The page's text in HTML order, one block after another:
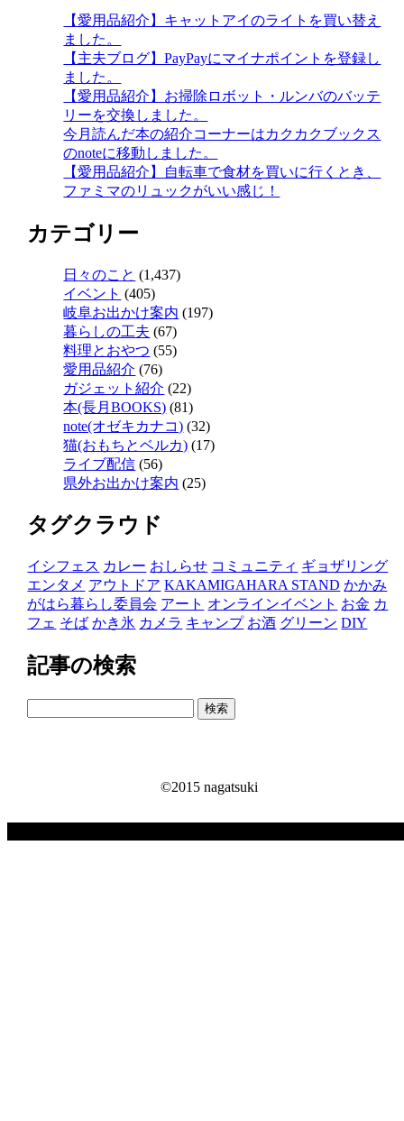
【愛用品紹介】キャットアイのライトを買い替え
ました。
【主夫ブログ】PayPayにマイナポイントを登録し
ました。
【愛用品紹介】お掃除ロボット・ルンバのバッテ
リーを交換しました。
今月読んだ本の紹介コーナーはカクカクブックス
のnoteに移動しました。
【愛用品紹介】自転車で食材を買いに行くとき、
ファミマのリュックがいい感じ！
カテゴリー
日々のこと (1,437)
イベント (405)
岐阜お出かけ案内 (197)
暮らしの工夫 (67)
料理とおやつ (55)
愛用品紹介 (76)
ガジェット紹介 (22)
本(長月BOOKS) (81)
note(オゼキカナコ) (32)
猫(おもちとベルカ) (17)
ライブ配信 (56)
県外お出かけ案内 (25)
タグクラウド
イシフェス カレー おしらせ コミュニティ ギョザリング
エンタメ アウトドア KAKAMIGAHARA STAND かかみ
がはら暮らし委員会 アート オンラインイベント お金 カ
フェ そば かき氷 カメラ キャンプ お酒 グリーン DIY
記事の検索
©2015 nagatsuki